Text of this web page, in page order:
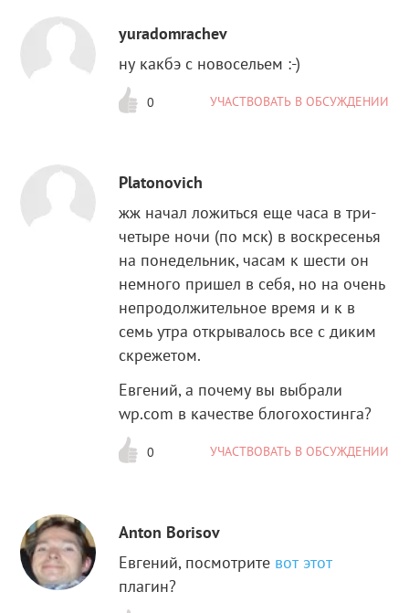
yuradomrachev
ну какбэ с новосельем :-)
0 УЧАСТВОВАТЬ В ОБСУЖДЕНИИ
Platonovich
жж начал ложиться еще часа в три-
четыре ночи (по мск) в воскресенья
на понедельник, часам к шести он
немного пришел в себя, но на очень
непродолжительное время и к в
семь утра открывалось все с диким
скрежетом.
Евгений, а почему вы выбрали
wp.com в качестве блогохостинга?
0 УЧАСТВОВАТЬ В ОБСУЖДЕНИИ
Anton Borisov
Евгений, посмотрите вот этот
плагин?